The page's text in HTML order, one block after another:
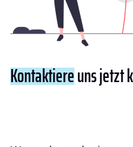
Kontaktiereuns jetzt